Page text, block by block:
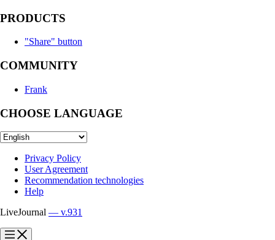
PRODUCTS
"Share" button
COMMUNITY
Frank
CHOOSE LANGUAGE
Privacy Policy
User Agreement
Recommendation technologies
Help
LiveJournal — v.931
?
?